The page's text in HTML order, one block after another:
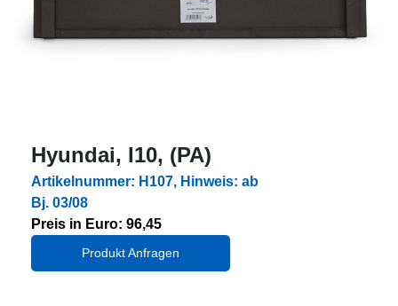
Hyundai, I10, (PA)
Artikelnummer: H107, Hinweis: ab
Bj. 03/08
Preis in Euro: 96,45
Produkt Anfragen